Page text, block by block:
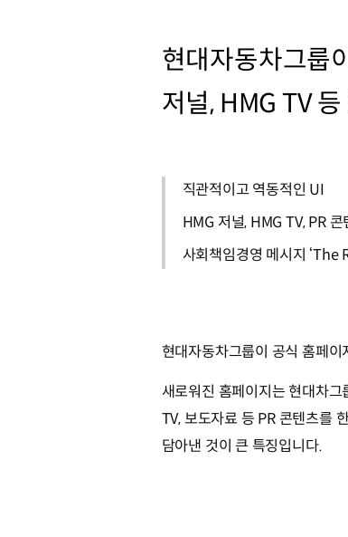
현대자동차그룹
저널, HMG TV
직관적이고 역동적인 UI
HMG 저널, HMG TV, PR 콘
사회책임경영 메시지
현대자동차그룹이 공식 홈페
새로워진 홈페이지는 현대차
TV, 보도자료 등 PR 콘텐츠를
담아낸 것이 큰 특징입니다.